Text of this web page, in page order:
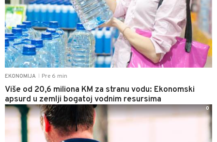
EKONOMIJA Pre 6 min
Više od 20,6 miliona KM za stranu vodu: Ekonomski
apsurd u zemlji bogatoj vodnim resursima
0